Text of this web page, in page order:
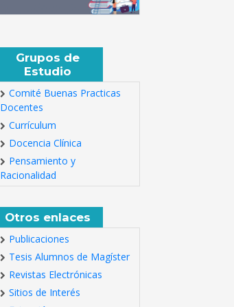
Grupos de
Estudio
Comité Buenas Practicas
Docentes
Currículum
Docencia Clínica
Pensamiento y
Racionalidad
Otros enlaces
Publicaciones
Tesis Alumnos de Magíster
Revistas Electrónicas
Sitios de Interés